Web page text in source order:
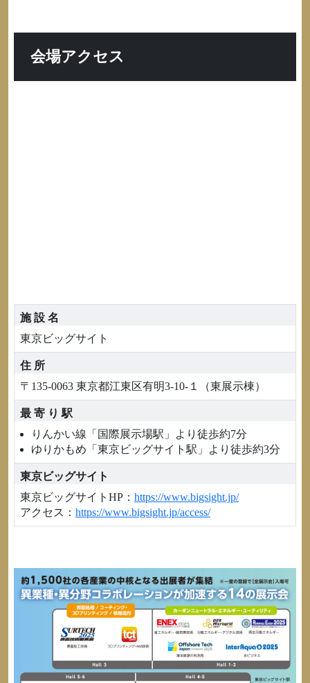
会場アクセス
施 設 名
東京ビッグサイト
住 所
〒135-0063 東京都江東区有明3-10-１（東展示棟）
最 寄 り 駅
りんかい線「国際展示場駅」より徒歩約7分
ゆりかもめ「東京ビッグサイト駅」より徒歩約3分
東京ビッグサイト
東京ビッグサイトHP： https://www.bigsight.jp/
アクセス： https://www.bigsight.jp/access/